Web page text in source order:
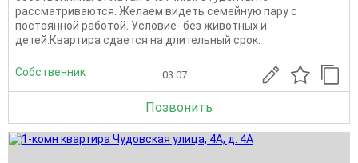
рассматриваются. Желаем видеть семейную пару с
постоянной работой. Условие- без животных и
детей.Квартира сдается на длительный срок.
Собственник 03.07
Позвонить